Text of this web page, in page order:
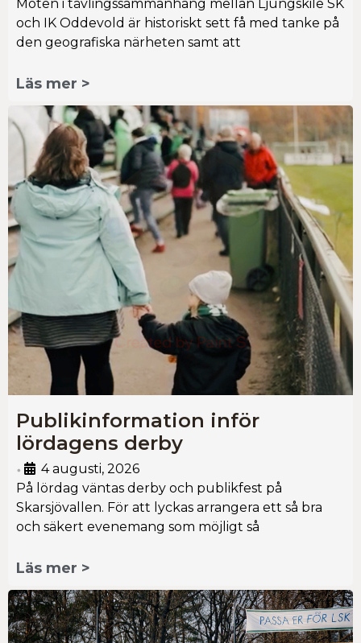
Möten i tävlingssammanhang mellan Ljungskile SK
och IK Oddevold är historiskt sett få med tanke på
den geografiska närheten samt att
Läs mer >
Publikinformation inför
lördagens derby
•
4 augusti, 2026
På lördag väntas derby och publikfest på
Skarsjövallen. För att lyckas arrangera ett så bra
och säkert evenemang som möjligt så
Läs mer >